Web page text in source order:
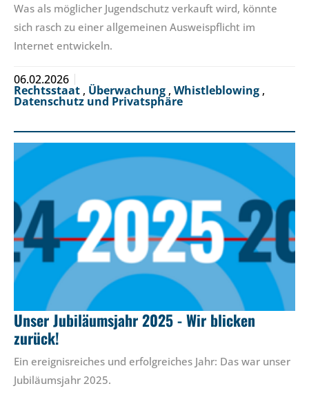
Was als möglicher Jugendschutz verkauft wird, könnte
sich rasch zu einer allgemeinen Ausweispflicht im
Internet entwickeln.
06.02.2026
Rechtsstaat , Überwachung , Whistleblowing ,
Datenschutz und Privatsphäre
Unser Jubiläumsjahr 2025 - Wir blicken
zurück!
Ein ereignisreiches und erfolgreiches Jahr: Das war unser
Jubiläumsjahr 2025.